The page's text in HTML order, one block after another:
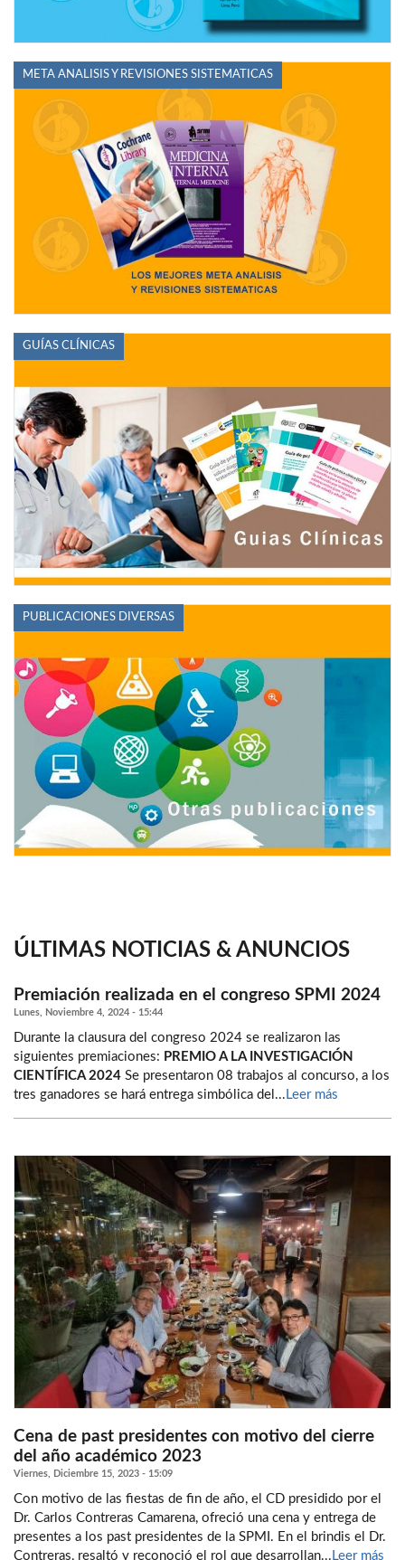
META ANALISIS Y REVISIONES SISTEMATICAS
GUÍAS CLÍNICAS
PUBLICACIONES DIVERSAS
ÚLTIMAS NOTICIAS & ANUNCIOS
Premiación realizada en el congreso SPMI 2024
Lunes, Noviembre 4, 2024 - 15:44
Durante la clausura del congreso 2024 se realizaron las
siguientes premiaciones: PREMIO A LA INVESTIGACIÓN
CIENTÍFICA 2024 Se presentaron 08 trabajos al concurso, a los
tres ganadores se hará entrega simbólica del... Leer más
Cena de past presidentes con motivo del cierre
del año académico 2023
Viernes, Diciembre 15, 2023 - 15:09
Con motivo de las fiestas de fin de año, el CD presidido por el
Dr. Carlos Contreras Camarena, ofreció una cena y entrega de
presentes a los past presidentes de la SPMI. En el brindis el Dr.
Contreras, resaltó y reconoció el rol que desarrollan... Leer más